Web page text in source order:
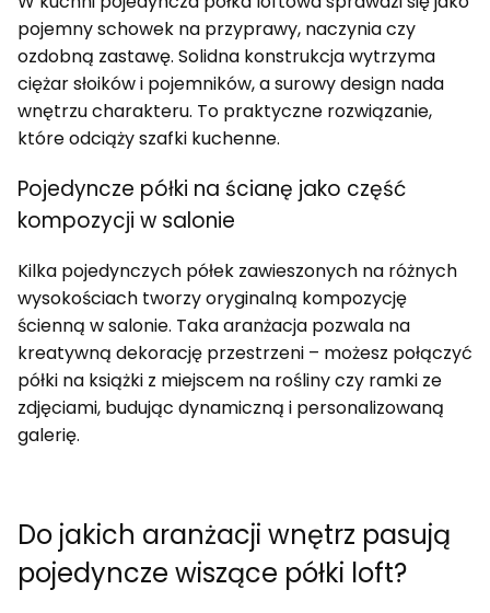
pojemny schowek na przyprawy, naczynia czy
ozdobną zastawę. Solidna konstrukcja wytrzyma
ciężar słoików i pojemników, a surowy design nada
wnętrzu charakteru. To praktyczne rozwiązanie,
które odciąży szafki kuchenne.
Pojedyncze półki na ścianę jako część
kompozycji w salonie
Kilka pojedynczych półek zawieszonych na różnych
wysokościach tworzy oryginalną kompozycję
ścienną w salonie. Taka aranżacja pozwala na
kreatywną dekorację przestrzeni – możesz połączyć
półki na książki z miejscem na rośliny czy ramki ze
zdjęciami, budując dynamiczną i personalizowaną
galerię.
Do jakich aranżacji wnętrz pasują
pojedyncze wiszące półki loft?